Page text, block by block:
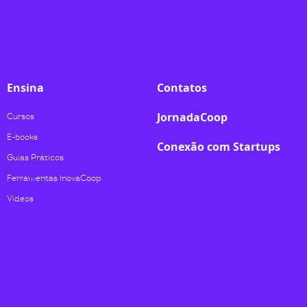
Ensina
Cursos
E-books
Guias Práticos
Ferramentas InovaCoop
Videos
Contatos
JornadaCoop
Conexão com Startups